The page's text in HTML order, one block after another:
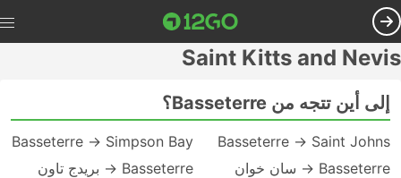
Saint Kitts and Nevis
إلى أين تتجه من Basseterre؟
Basseterre → Saint Johns
Basseterre → سان خوان
Basseterre → Simpson Bay
Basseterre → بريدج تاون